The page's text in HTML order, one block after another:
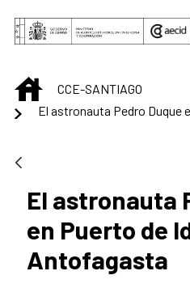
Saltar al contenido principal
INICIOCCE-SANTIAGO
El astronauta
en Puerto de
Antofagasta